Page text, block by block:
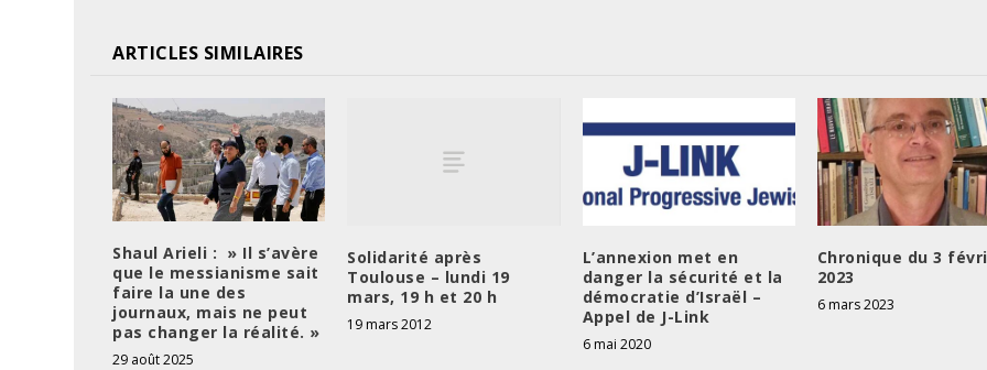
ARTICLES SIMILAIRES
Shaul Arieli : » Il s’avère
que le messianisme sait
faire la une des
journaux, mais ne peut
pas changer la réalité. »
29 août 2025
Solidarité après
Toulouse – lundi 19
mars, 19 h et 20 h
19 mars 2012
L’annexion met en
danger la sécurité et la
démocratie d’Israël –
Appel de J-Link
6 mai 2020
Chronique du 3
2023
6 mars 2023